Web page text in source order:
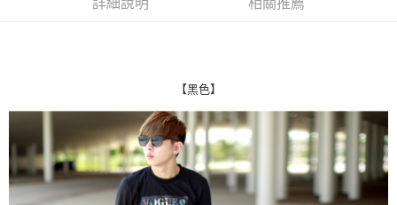
AFTEE先享後付是「在收到商品之後才付款」的支付方式。 讓您購物簡單
１．於結帳方式選擇「AFTEE先享後付」後，將跳轉至「AFTEE先享後付」
結帳頁面，進行簡訊認證並確認金額後，即可完成結帳。
２．訂單成立數日內，您將收到繳費通知簡訊。
３．收到繳費通知簡訊後14天內，點擊此簡訊中的連結，可透過四大超商／
ATM／網路銀行／等多元方式進行付款，方視為交易完成。
※ 請注意：結帳手續完成當下不需立刻繳費，但若您需要取消訂單，請聯絡
先付款後全家取貨
每筆NT$80，滿NT$1,800(含以上)免運費
7-11付款取貨
詳細說明 相關推薦
【黑色】